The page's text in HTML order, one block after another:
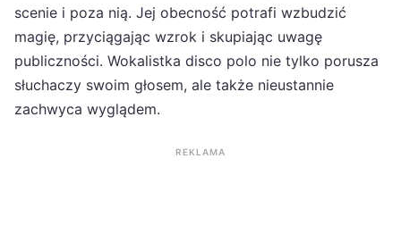
scenie i poza nią. Jej obecność potrafi wzbudzić
magię, przyciągając wzrok i skupiając uwagę
publiczności. Wokalistka disco polo nie tylko porusza
słuchaczy swoim głosem, ale także nieustannie
zachwyca wyglądem.
REKLAMA